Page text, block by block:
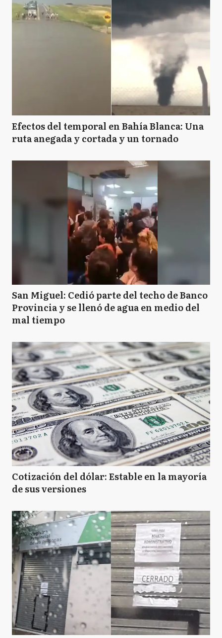
Efectos del temporal en Bahía Blanca: Una
ruta anegada y cortada y un tornado
San Miguel: Cedió parte del techo de Banco
Provincia y se llenó de agua en medio del
mal tiempo
Cotización del dólar: Estable en la mayoría
de sus versiones